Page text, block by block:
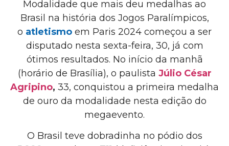
Modalidade que mais deu medalhas ao
Brasil na história dos Jogos Paralímpicos,
o atletismo em Paris 2024 começou a ser
disputado nesta sexta-feira, 30, já com
ótimos resultados. No início da manhã
(horário de Brasília), o paulista Júlio César
Agripino, 33, conquistou a primeira medalha
de ouro da modalidade nesta edição do
megaevento.
O Brasil teve dobradinha no pódio dos